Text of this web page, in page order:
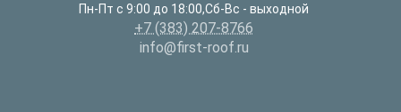
Пн-Пт с 9:00 до 18:00,Сб-Вс - выходной
+7 (383) 207-8766
info@first-roof.ru